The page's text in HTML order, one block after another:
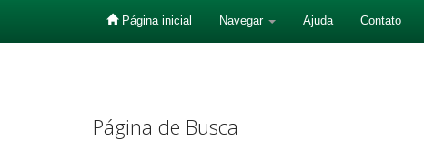
Página inicial Navegar Ajuda Contato
Página de Busca